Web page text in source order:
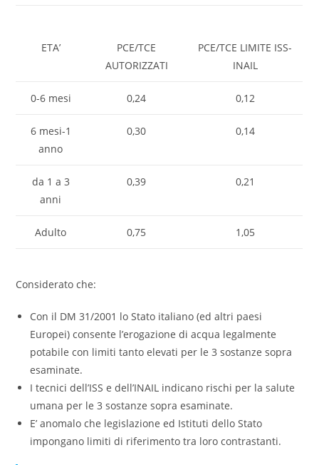
ETA’
PCE/TCE
AUTORIZZATI
PCE/TCE LIMITE ISS-
INAIL
0-6 mesi 0,24 0,12
6 mesi-1
anno
0,30 0,14
da 1 a 3
anni
0,39 0,21
Adulto 0,75 1,05
Considerato che:
Con il DM 31/2001 lo Stato italiano (ed altri paesi
Europei) consente l’erogazione di acqua legalmente
potabile con limiti tanto elevati per le 3 sostanze sopra
esaminate.
I tecnici dell’ISS e dell’INAIL indicano rischi per la salute
umana per le 3 sostanze sopra esaminate.
E’ anomalo che legislazione ed Istituti dello Stato
impongano limiti di riferimento tra loro contrastanti.